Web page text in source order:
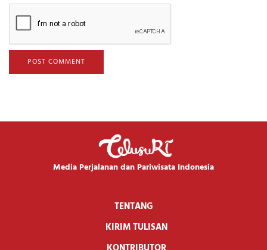
Media Perjalanan dan Pariwisata Indonesia
TENTANG
KIRIM TULISAN